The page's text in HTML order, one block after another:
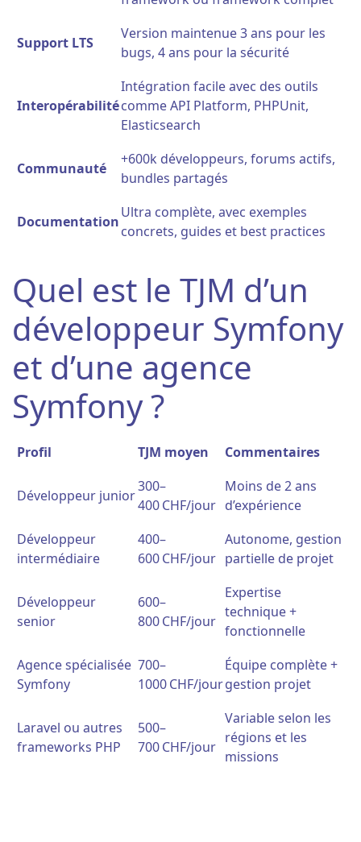
Support LTS
Version maintenue 3 ans pour les
bugs, 4 ans pour la sécurité
Interopérabilité
Intégration facile avec des outils
comme API Platform, PHPUnit,
Elasticsearch
Communauté
+600k développeurs, forums actifs,
bundles partagés
Documentation
Ultra complète, avec exemples
concrets, guides et best practices
Quel est le TJM d’un
développeur Symfony
et d’une agence
Symfony ?
Profil TJM moyen Commentaires
Développeur junior
300–
400 CHF/jour
Moins de 2 ans
d’expérience
Développeur
intermédiaire
400–
600 CHF/jour
Autonome, gestion
partielle de projet
Développeur
senior
600–
800 CHF/jour
Expertise
technique +
fonctionnelle
Agence spécialisée
Symfony
700–
1000 CHF/jour
Équipe complète +
gestion projet
Laravel ou autres
frameworks PHP
500–
700 CHF/jour
Variable selon les
régions et les
missions